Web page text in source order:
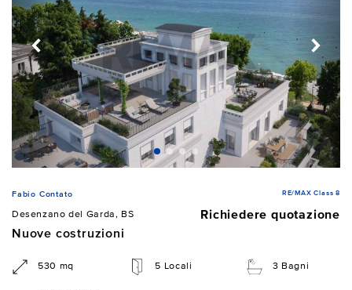
Fabio Contato RE/MAX Class 8
Desenzano del Garda, BS
Richiedere quotazione
Nuove costruzioni
530 mq 5 Locali 3 Bagni